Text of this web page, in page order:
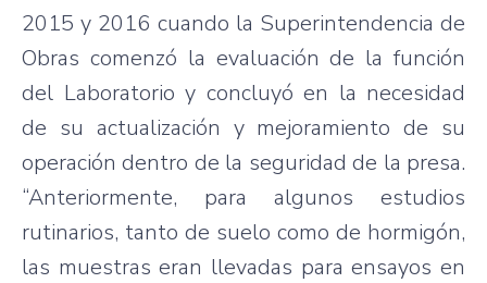
2015 y 2016 cuando la Superintendencia de
Obras comenzó la evaluación de la función
del Laboratorio y concluyó en la necesidad
de su actualización y mejoramiento de su
operación dentro de la seguridad de la presa.
“Anteriormente, para algunos estudios
rutinarios, tanto de suelo como de hormigón,
las muestras eran llevadas para ensayos en